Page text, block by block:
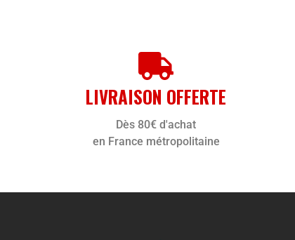
LIVRAISON OFFERTE
Dès 80€ d'achat
en France métropolitaine